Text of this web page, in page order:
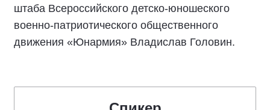
штаба Всероссийского детско-юношеского
военно-патриотического общественного
движения «Юнармия» Владислав Головин.